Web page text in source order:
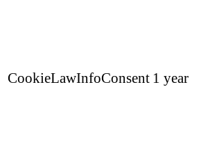
CookieLawInfoConsent 1 year